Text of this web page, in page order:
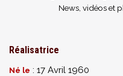
News, vidéos et
Réalisatrice
Né le : 17 Avril 1960